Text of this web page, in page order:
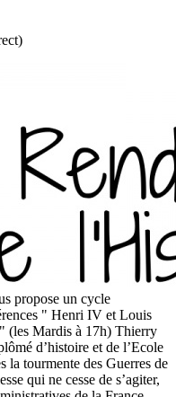
propose un cycle
" Henri IV et Louis
(les Mardis à 17h) Thierry
d’histoire et de l’Ecole
tourmente des Guerres de
qui ne cesse de s’agiter,